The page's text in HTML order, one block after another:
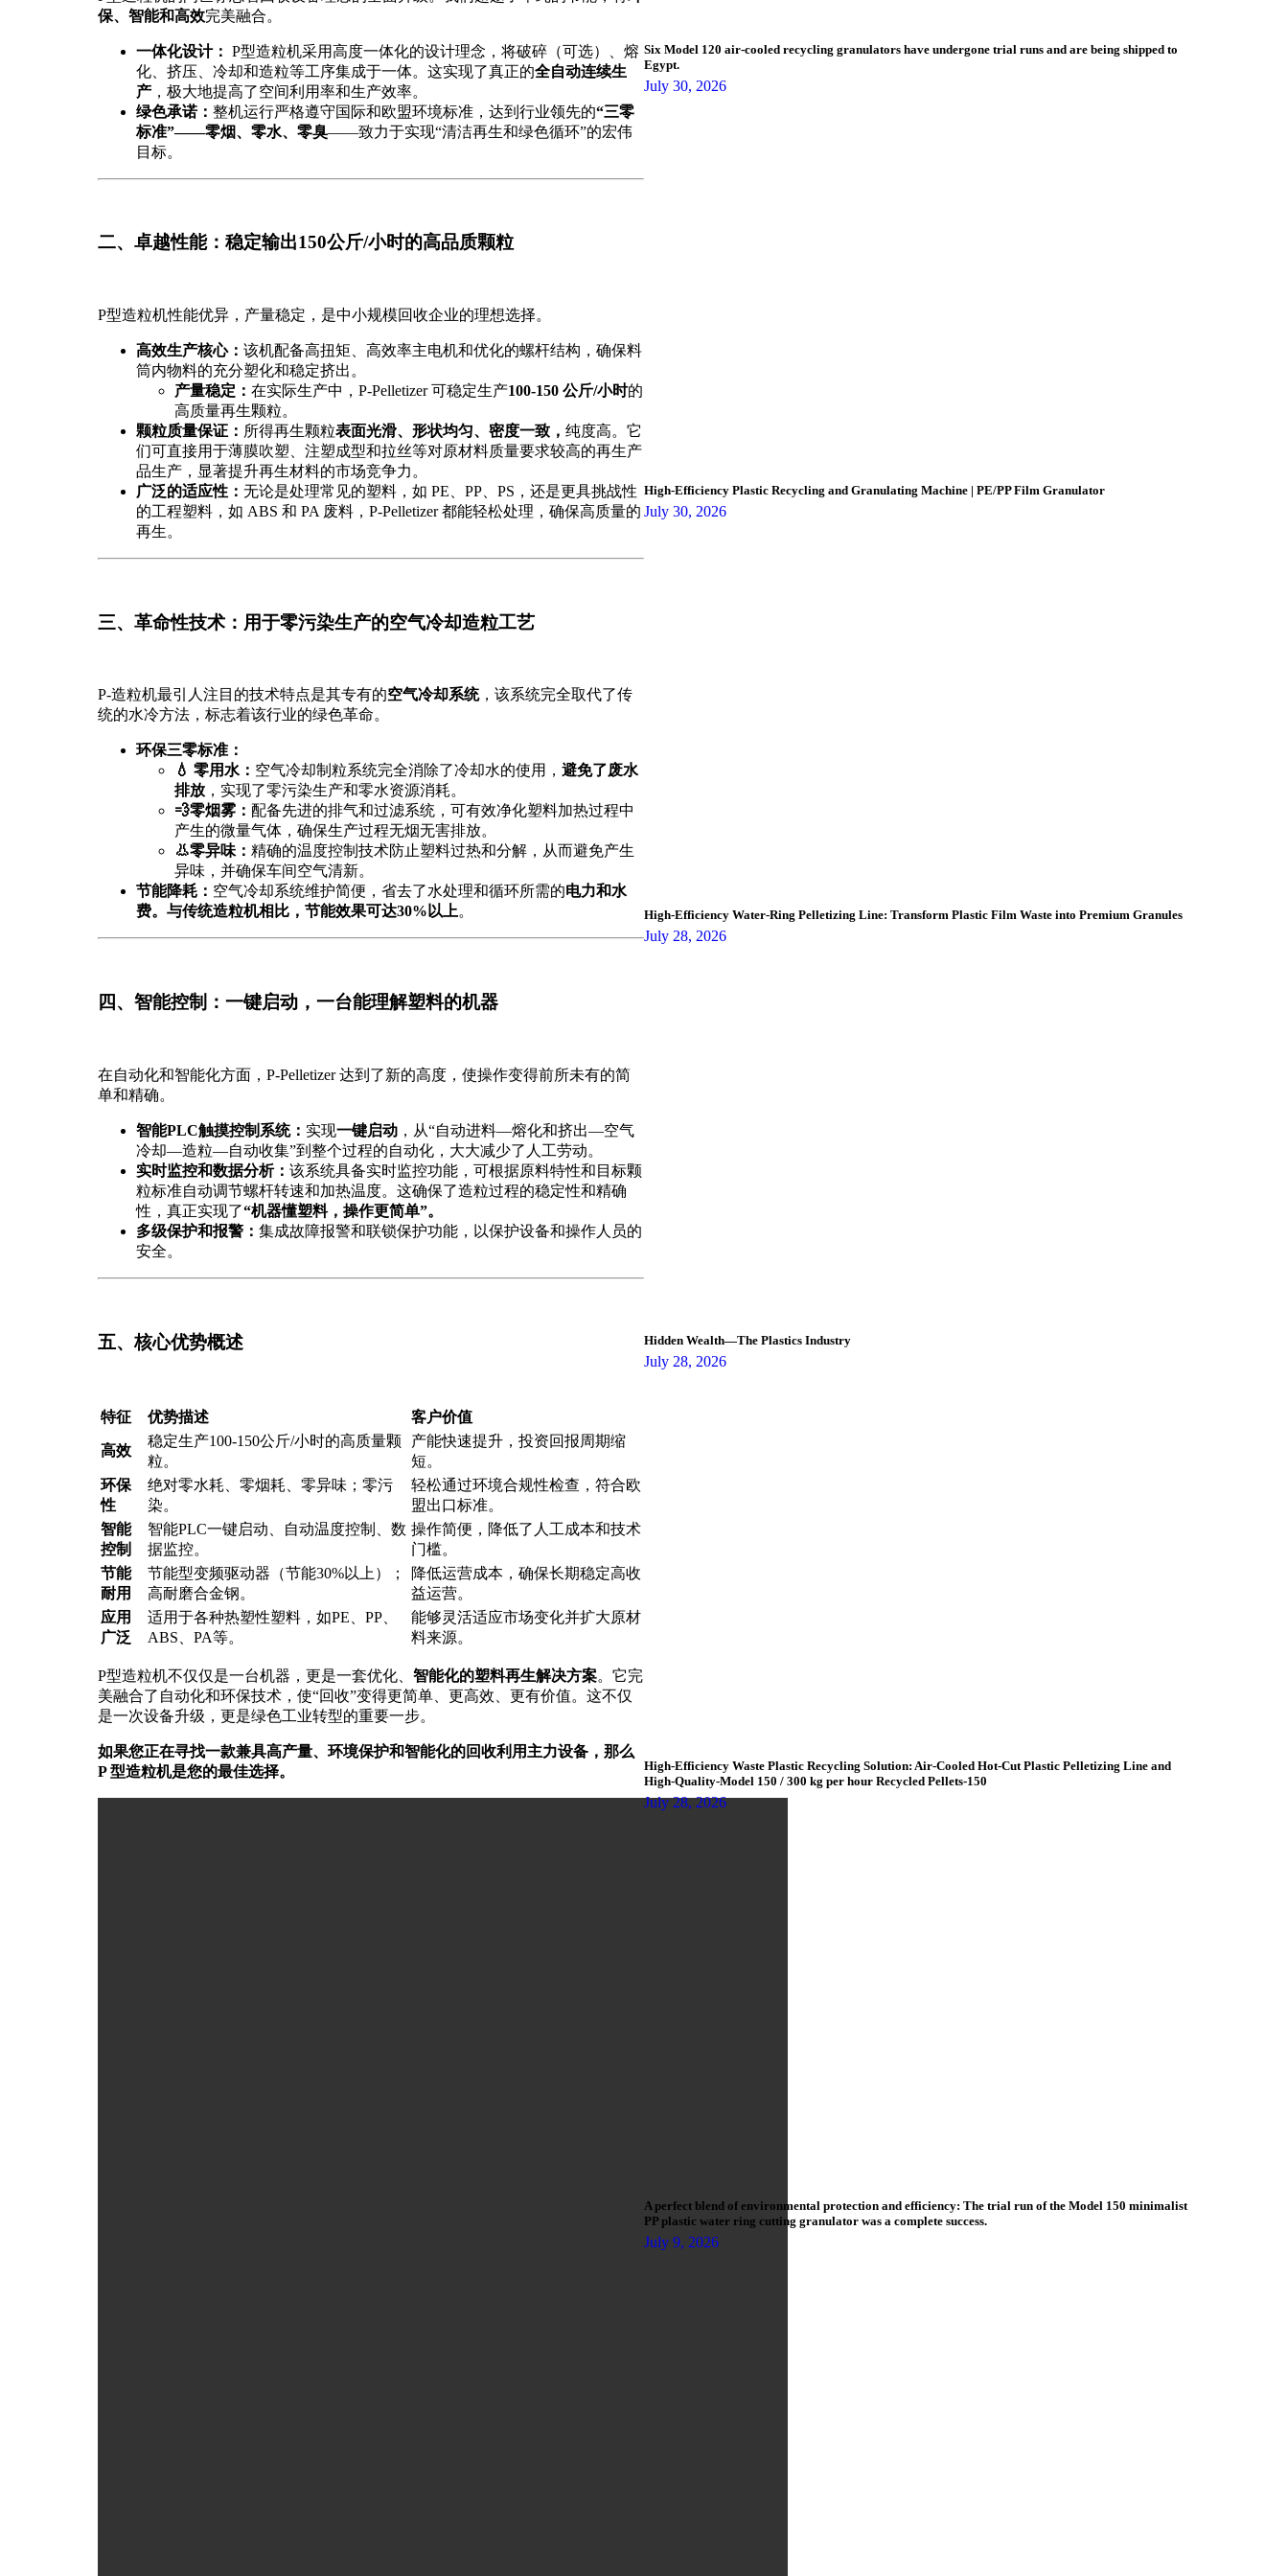
保、智能和高效完美融合。
一体化设计： P型造粒机采用高度一体化的设计理念，将破碎（可选）、熔
化、挤压、冷却和造粒等工序集成于一体。这实现了真正的全自动连续生
产 ，极大地提高了空间利用率和生产效率。
绿色承诺： 整机运行严格遵守国际和欧盟环境标准，达到行业领先的“三零
标准”——零烟、零水、零臭——致力于实现“清洁再生和绿色循环”的宏伟
目标。
二、卓越性能：稳定输出150公斤/小时的高品质颗粒
P型造粒机性能优异，产量稳定，是中小规模回收企业的理想选择。
高效生产核心： 该机配备高扭矩、高效率主电机和优化的螺杆结构，确保料
筒内物料的充分塑化和稳定挤出。
产量稳定： 在实际生产中，P-Pelletizer 可稳定生产100-150 公斤/小时的
高质量再生颗粒。
颗粒质量保证： 所得再生颗粒表面光滑、形状均匀、密度一致， 纯度高。它
们可直接用于薄膜吹塑、注塑成型和拉丝等对原材料质量要求较高的再生产
品生产，显著提升再生材料的市场竞争力。
广泛的适应性： 无论是处理常见的塑料，如 PE、PP、PS，还是更具挑战性
的工程塑料，如 ABS 和 PA 废料，P-Pelletizer 都能轻松处理，确保高质量的
再生。
三、革命性技术：用于零污染生产的空气冷却造粒工艺
P-造粒机最引人注目的技术特点是其专有的空气冷却系统，该系统完全取代了传
统的水冷方法，标志着该行业的绿色革命。
环保三零标准：
💧 零用水： 空气冷却制粒系统完全消除了冷却水的使用， 避免了废水
排放 ，实现了零污染生产和零水资源消耗。
💨零烟雾： 配备先进的排气和过滤系统，可有效净化塑料加热过程中
产生的微量气体，确保生产过程无烟无害排放。
👃零异味： 精确的温度控制技术防止塑料过热和分解，从而避免产生
异味，并确保车间空气清新。
节能降耗： 空气冷却系统维护简便，省去了水处理和循环所需的电力和水
费。与传统造粒机相比，节能效果可达30%以上。
四、智能控制：一键启动，一台能理解塑料的机器
在自动化和智能化方面，P-Pelletizer 达到了新的高度，使操作变得前所未有的简
单和精确。
智能PLC触摸控制系统： 实现一键启动 ，从“自动进料—熔化和挤出—空气
冷却—造粒—自动收集”到整个过程的自动化，大大减少了人工劳动。
实时监控和数据分析： 该系统具备实时监控功能，可根据原料特性和目标颗
粒标准自动调节螺杆转速和加热温度。这确保了造粒过程的稳定性和精确
性，真正实现了“机器懂塑料，操作更简单”。
多级保护和报警： 集成故障报警和联锁保护功能，以保护设备和操作人员的
安全。
五、核心优势概述
特征 优势描述 客户价值
高效
稳定生产100-150公斤/小时的高质量颗
粒。
产能快速提升，投资回报周期缩
短。
环保
性
绝对零水耗、零烟耗、零异味；零污
染。
轻松通过环境合规性检查，符合欧
盟出口标准。
智能
控制
智能PLC一键启动、自动温度控制、数
据监控。
操作简便，降低了人工成本和技术
门槛。
节能
耐用
节能型变频驱动器（节能30%以上）；
高耐磨合金钢。
降低运营成本，确保长期稳定高收
益运营。
应用
广泛
适用于各种热塑性塑料，如PE、PP、
ABS、PA等。
能够灵活适应市场变化并扩大原材
料来源。
P型造粒机不仅仅是一台机器，更是一套优化、 智能化的塑料再生解决方案。它完
美融合了自动化和环保技术，使“回收”变得更简单、更高效、更有价值。这不仅
是一次设备升级，更是绿色工业转型的重要一步。
如果您正在寻找一款兼具高产量、环境保护和智能化的回收利用主力设备，那么
P 型造粒机是您的最佳选择。
Six Model 120 air-cooled recycling granulators have undergone trial runs and are being shipped to
Egypt.
July 30, 2026
High-Efficiency Plastic Recycling and Granulating Machine | PE/PP Film Granulator
July 30, 2026
High-Efficiency Water-Ring Pelletizing Line: Transform Plastic Film Waste into Premium Granules
July 28, 2026
Hidden Wealth—The Plastics Industry
July 28, 2026
High-Efficiency Waste Plastic Recycling Solution: Air-Cooled Hot-Cut Plastic Pelletizing Line and
High-Quality-Model 150 / 300 kg per hour Recycled Pellets-150
July 28, 2026
A perfect blend of environmental protection and efficiency: The trial run of the Model 150 minimalist
PP plastic water ring cutting granulator was a complete success.
July 9, 2026